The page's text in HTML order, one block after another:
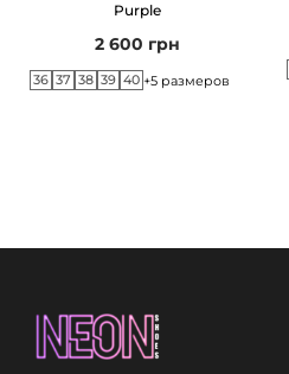
Purple
2 600 грн
36 37 38 39 40 +5 размеров